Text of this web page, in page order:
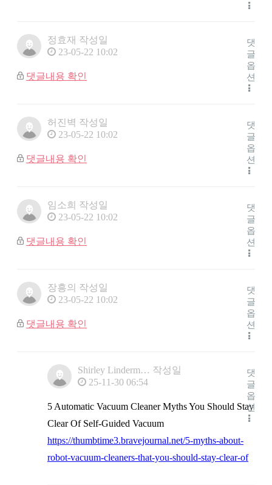
정효재 작성일
23-05-22 10:02
댓글내용 확인
댓
글
옵
션
허진벽 작성일
23-05-22 10:02
댓글내용 확인
댓
글
옵
션
임소희 작성일
23-05-22 10:02
댓글내용 확인
댓
글
옵
션
장흥의 작성일
23-05-22 10:02
댓글내용 확인
댓
글
옵
션
Shirley Linderm… 작성일
25-11-30 06:54
5 Automatic Vacuum Cleaner Myths You Should Stay
Clear Of Self-Guided Vacuum
https://thumbtime3.bravejournal.net/5-myths-about-
robot-vacuum-cleaners-that-you-should-stay-clear-of
댓
글
옵
션